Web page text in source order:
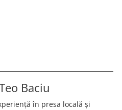
Baciu
în presa locală și